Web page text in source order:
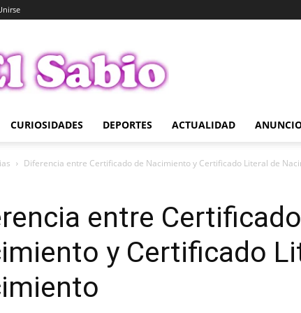
Sabio
CURIOSIDADES DEPORTES ACTUALIDAD
Diferencia entre Certificado de Nacimiento y Certificado Literal de
entre
y Certificado